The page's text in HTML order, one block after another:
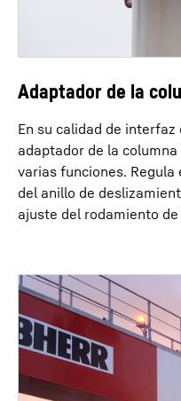
Adaptador de la
En su calidad de
adaptador de la
varias funciones.
del anillo de
ajuste del rodamiento